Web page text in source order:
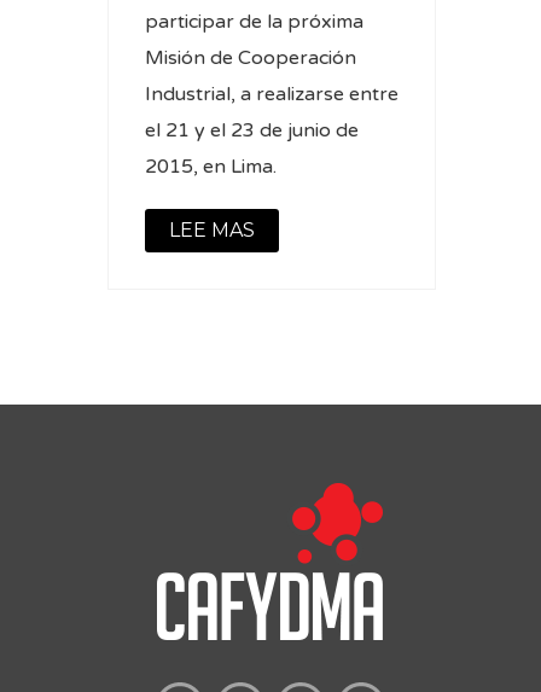
participar de la próxima
Misión de Cooperación
Industrial, a realizarse entre
el 21 y el 23 de junio de
2015, en Lima.
LEE MAS